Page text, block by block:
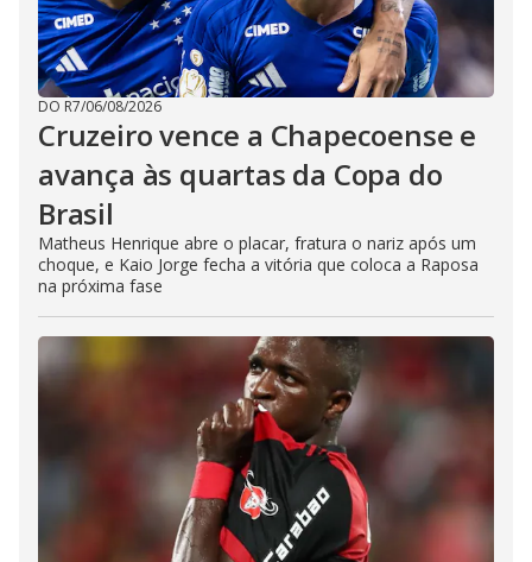
DO R7/06/08/2026
Cruzeiro vence a Chapecoense e
avança às quartas da Copa do
Brasil
Matheus Henrique abre o placar, fratura o nariz após um
choque, e Kaio Jorge fecha a vitória que coloca a Raposa
na próxima fase